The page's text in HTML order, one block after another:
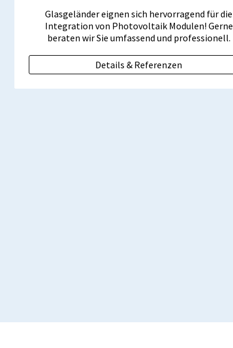
Glasgeländer eignen sich hervorragend für die
Integration von Photovoltaik Modulen! Gerne
beraten wir Sie umfassend und professionell.
Details & Referenzen